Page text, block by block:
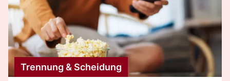
Trennung & Scheidung